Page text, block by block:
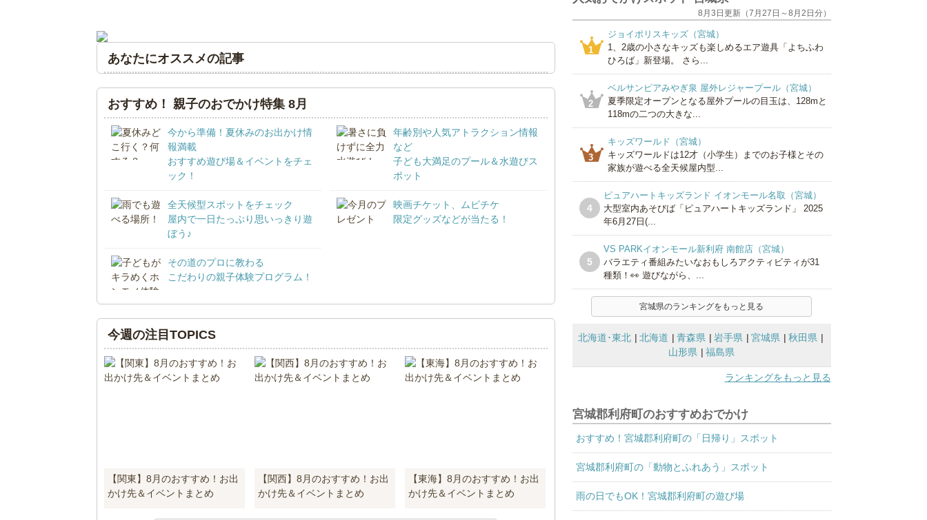
あなたにオススメの記事
おすすめ！ 親子のおでかけ特集 8月
今から準備！夏休みのお出かけ情
報満載
おすすめ遊び場＆イベントをチェ
ック！
年齢別や人気アトラクション情報
など
子ども大満足のプール＆水遊びス
ポット
全天候型スポットをチェック
屋内で一日たっぷり思いっきり遊
ぼう♪
映画チケット、ムビチケ
限定グッズなどが当たる！
その道のプロに教わる
こだわりの親子体験プログラム！
今週の注目TOPICS
【関東】8月のおすすめ！お出
かけ先＆イベントまとめ
【関西】8月のおすすめ！お出
かけ先＆イベントまとめ
【東海】8月のおすすめ！お出
かけ先＆イベントまとめ
8月3日更新（7月27日～8月2日分）
1
ジョイポリスキッズ（宮城）
1、2歳の小さなキッズも楽しめるエア遊具「よちふわ
ひろば」新登場。 さら...
2
ベルサンピアみやぎ泉 屋外レジャープール（宮城）
夏季限定オープンとなる屋外プールの目玉は、128mと
118mの二つの大きな...
3
キッズワールド（宮城）
キッズワールドは12才（小学生）までのお子様とその
家族が遊べる全天候屋内型...
4
ピュアハートキッズランド イオンモール名取（宮城）
大型室内あそびば「ピュアハートキッズランド」 2025
年6月27日(...
5
VS PARKイオンモール新利府 南館店（宮城）
バラエティ番組みたいなおもしろアクティビティが31
種類！👀 遊びながら、...
宮城県のランキングをもっと見る
北海道･東北 北海道 青森県 岩手県 宮城県
秋田県
山形県
福島県
ランキングをもっと見る
宮城郡利府町のおすすめおでかけ
おすすめ！宮城郡利府町の「日帰り」スポット
宮城郡利府町の「動物とふれあう」スポット
雨の日でもOK！宮城郡利府町の遊び場